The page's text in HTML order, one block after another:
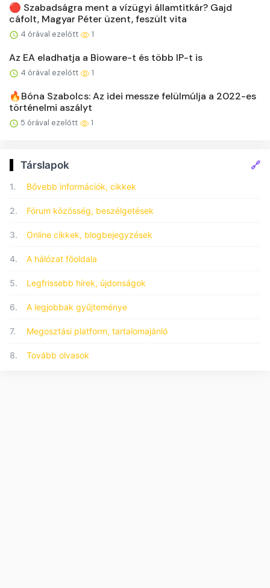
🔴 Szabadságra ment a vízügyi államtitkár? Gajd
cáfolt, Magyar Péter üzent, feszült vita
4 órával ezelőtt 1
Az EA eladhatja a Bioware-t és több IP-t is
4 órával ezelőtt 1
🔥Bóna Szabolcs: Az idei messze felülmúlja a 2022-es
történelmi aszályt
5 órával ezelőtt 1
Társlapok 🔗
1. Bővebb információk, cikkek
2. Fórum közösség, beszélgetések
3. Online cikkek, blogbejegyzések
4. A hálózat főoldala
5. Legfrissebb hírek, újdonságok
6. A legjobbak gyűjteménye
7. Megosztási platform, tartalomajánló
8. Tovább olvasok